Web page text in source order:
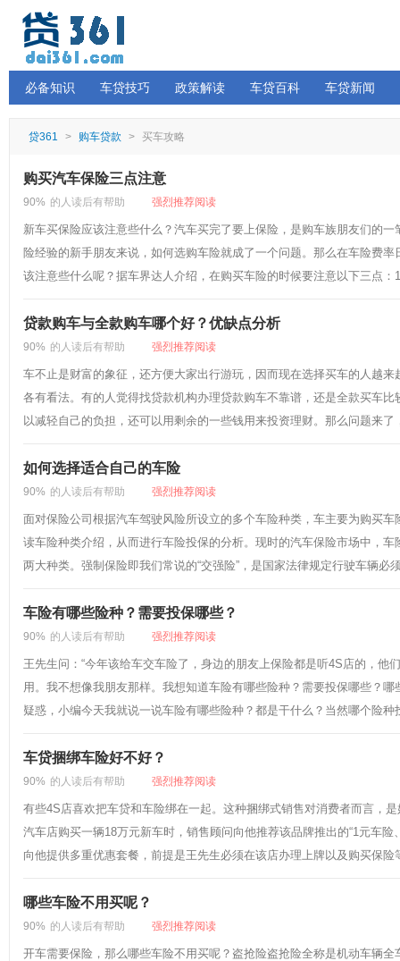
必备知识 车贷技巧 政策解读 车贷百科 车贷新闻
贷361 > 购车贷款 > 买车攻略
购买汽车保险三点注意
90% 的人读后有帮助 强烈推荐阅读
新车买保险应该注意些什么？汽车买完了要上保险，是购车族朋友们的
险经验的新手朋友来说，如何选购车险就成了一个问题。那么在车险费
该注意些什么呢？据车界达人介绍，在购买车险的时候要注意以下三点
贷款购车与全款购车哪个好？优缺点分析
90% 的人读后有帮助 强烈推荐阅读
车不止是财富的象征，还方便大家出行游玩，因而现在选择买车的人越
各有看法。有的人觉得找贷款机构办理贷款购车不靠谱，还是全款买车
以减轻自己的负担，还可以用剩余的一些钱用来投资理财。那么问题来
如何选择适合自己的车险
90% 的人读后有帮助 强烈推荐阅读
面对保险公司根据汽车驾驶风险所设立的多个车险种类，车主要为购买
读车险种类介绍，从而进行车险投保的分析。现时的汽车保险市场中，
两大种类。强制保险即我们常说的“交强险”，是国家法律规定行驶车辆必
车险有哪些险种？需要投保哪些？
90% 的人读后有帮助 强烈推荐阅读
王先生问：“今年该给车交车险了，身边的朋友上保险都是听4S店的，他
用。我不想像我朋友那样。我想知道车险有哪些险种？需要投保哪些？哪
疑惑，小编今天我就说一说车险有哪些险种？都是干什么？当然哪个险
车贷捆绑车险好不好？
90% 的人读后有帮助 强烈推荐阅读
有些4S店喜欢把车贷和车险绑在一起。这种捆绑式销售对消费者而言，
汽车店购买一辆18万元新车时，销售顾问向他推荐该品牌推出的“1元车险
向他提供多重优惠套餐，前提是王先生必须在该店办理上牌以及购买保
哪些车险不用买呢？
90% 的人读后有帮助 强烈推荐阅读
开车需要保险，那么哪些车险不用买呢？盗抢险盗抢险全称是机动车辆